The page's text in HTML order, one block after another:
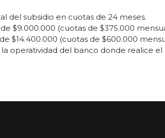
del subsidio en cuotas de 24 meses.
$9.000.000 (cuotas de $375.000
$14.400.000 (cuotas de $600.000
operatividad del banco donde realice